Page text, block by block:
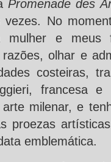
Promenade des
No
mulher e
razões, olhar e
costeiras,
francesa
milenar, e
proezas
emblemática.